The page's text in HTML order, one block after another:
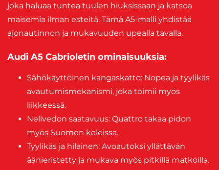
joka haluaa tuntea tuulen hiuksissaan ja katsoa
maisemia ilman esteitä. Tämä A5-malli yhdistää
ajonautinnon ja mukavuuden upealla tavalla.
Audi A5 Cabrioletin ominaisuuksia:
Sähökäyttöinen kangaskatto: Nopea ja tyylikäs
avautumismekanismi, joka toimii myös
liikkeessä.
Nelivedon saatavuus: Quattro takaa pidon
myös Suomen keleissä.
Tyylikäs ja hilainen: Avoautoksi yllättävän
äänieristetty ja mukava myös pitkillä matkoilla.